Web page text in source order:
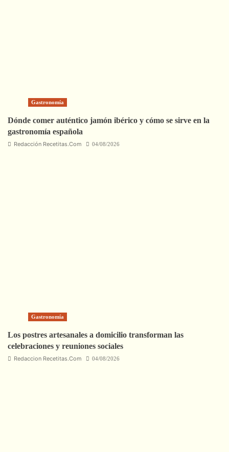
Gastronomía
Dónde comer auténtico jamón ibérico y cómo se sirve en la
gastronomía española
Redacción Recetitas.Com 04/08/2026
Gastronomía
Los postres artesanales a domicilio transforman las
celebraciones y reuniones sociales
Redaccion Recetitas.Com 04/08/2026